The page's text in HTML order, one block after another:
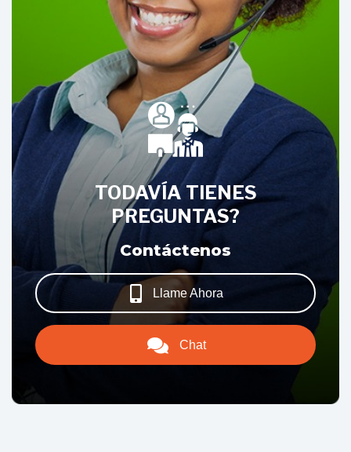
TODAVÍA TIENES
PREGUNTAS?
Contáctenos
Llame Ahora
Chat